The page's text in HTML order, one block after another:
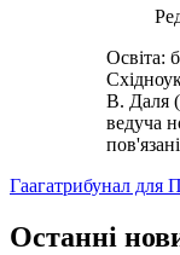
Освіта:
В. Даля
ведуча
Гаагатрибунал для
Останні